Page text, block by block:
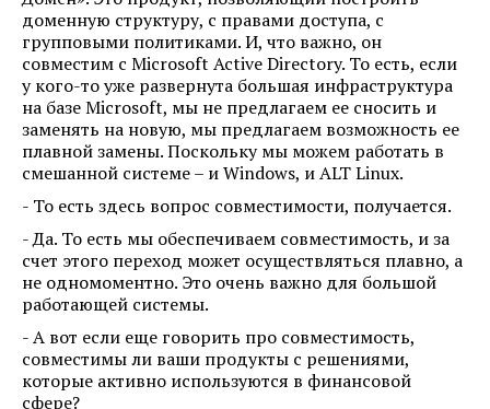
доменную структуру, с правами доступа, с
групповыми политиками. И, что важно, он
совместим с Microsoft Active Directory. То есть, если
у кого-то уже развернута большая инфраструктура
на базе Microsoft, мы не предлагаем ее сносить и
заменять на новую, мы предлагаем возможность ее
плавной замены. Поскольку мы можем работать в
смешанной системе – и Windows, и ALT Linux.
- То есть здесь вопрос совместимости, получается.
- Да. То есть мы обеспечиваем совместимость, и за
счет этого переход может осуществляться плавно, а
не одномоментно. Это очень важно для большой
работающей системы.
- А вот если еще говорить про совместимость,
совместимы ли ваши продукты с решениями,
которые активно используются в финансовой
сфере?